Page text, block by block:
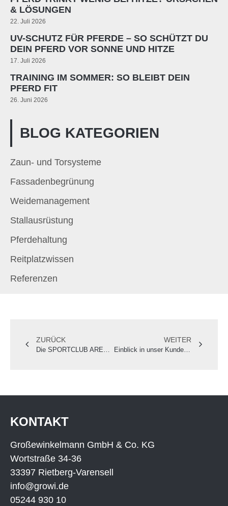
& LÖSUNGEN
22. Juli 2026
UV-SCHUTZ FÜR PFERDE – SO SCHÜTZT DU
DEIN PFERD VOR SONNE UND HITZE
17. Juli 2026
TRAINING IM SOMMER: SO BLEIBT DEIN
PFERD FIT
26. Juni 2026
BLOG KATEGORIEN
Zaun- und Torsysteme
Fassadenbegrünung
Weidemanagement
Stallausrüstung
Pferdehaltung
Reitplatzwissen
Referenzen
ZURÜCK
Die SPORTCLUB ARENA VERL: Ein Fußballstadion für die dritte Liga
WEITER
Einblick in unser Kundenprojekt: Gut Altwahlscheid Neuss
KONTAKT
Großewinkelmann GmbH & Co. KG
Wortstraße 34-36
33397 Rietberg-Varensell
info@growi.de
05244 930 10